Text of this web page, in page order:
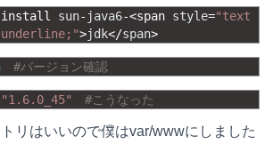
install sun- java6-<span style="text
>jdk</span>
#バージョン確認
"1.6.0_45" #こうなった
リはいいので僕はvar/wwwにしました